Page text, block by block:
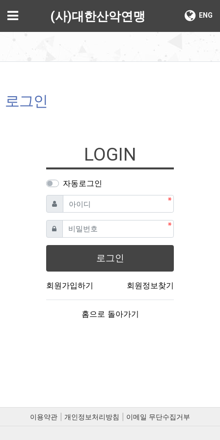
메뉴 ENG
(사)대한산악연맹
로그인
LOGIN
자동로그인
아이디 필수
비밀번호필수
로그인
회원가입하기 회원정보찾기
홈으로 돌아가기
이용약관 개인정보처리방침 이메일 무단수집거부